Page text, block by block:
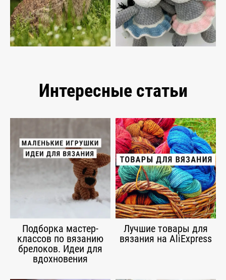
Интересные статьи
Подборка мастер-
классов по вязанию
брелоков. Идеи для
вдохновения
Лучшие товары для
вязания на AliExpress